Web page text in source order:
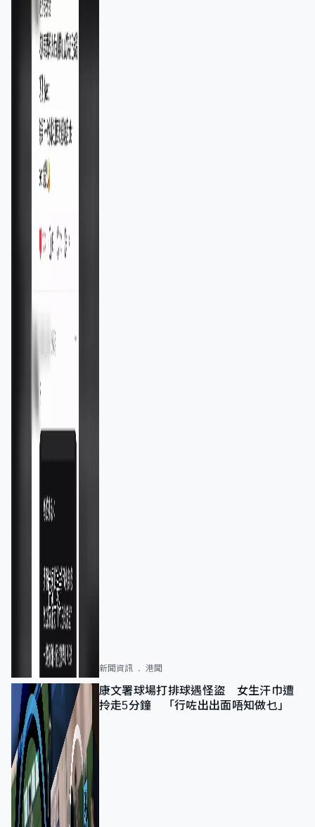
新聞資訊 港聞
康文署球場打排球遇怪盜 女生汗巾遭
拎走5分鐘 「行咗出出面唔知做乜」